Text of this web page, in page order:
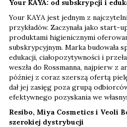
Your KAYA: od subskrypcji i
Your KAYA jest jednym z
przykładów. Zaczynała jako start-
produktami higienicznymi
subskrypcyjnym. Marka budowała
edukacji, ciałopozytywności i
weszła do Rossmanna, najpierw z
później z coraz szerszą ofertą
dał jej zasięg poza grupą
efektywnego pozyskania we
Resibo, Miya Cosmetics i Veoli
szerokiej dystrybucji